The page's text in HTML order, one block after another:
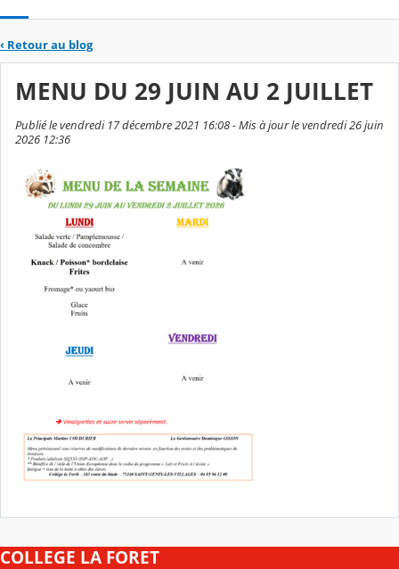
‹ Retour au blog
MENU DU 29 JUIN AU 2 JUILLET
Publié le vendredi 17 décembre 2021 16:08 - Mis à jour le vendredi 26 juin
2026 12:36
COLLEGE LA FORET